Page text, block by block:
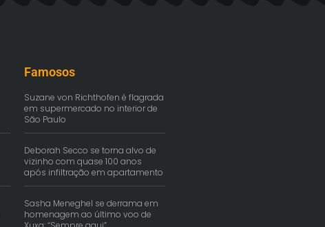
Famosos
Suzane von Richthofen é flagrada
em supermercado no interior de
São Paulo
Deborah Secco se torna alvo de
vizinho com quase 100 anos
após infiltração em apartamento
Sasha Meneghel se derrama em
homenagem ao último voo de